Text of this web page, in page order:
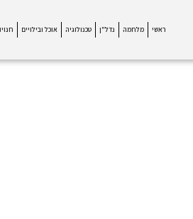
ראשי מלחמה נדל"ן טכנולוגיה אוכל ובילויים